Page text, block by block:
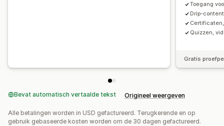
Toegang
Drip-content
Quizzen,
Gratis
Bevat automatisch vertaalde tekst Origineel weergeven
Alle betalingen worden in USD gefactureerd. Terugkerende en op
gebruik gebaseerde kosten worden om de 30 dagen gefactureerd.